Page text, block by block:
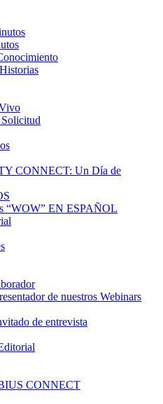
CONNECT: Un Día de
“WOW” EN ESPAÑOL
de nuestros Webinars
de entrevista
CONNECT